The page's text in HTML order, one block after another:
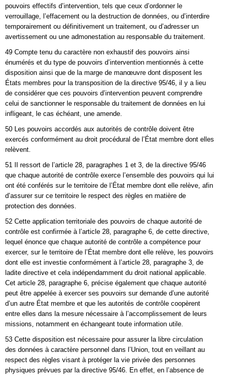
pouvoirs effectifs d’intervention, tels que ceux d’ordonner le
verrouillage, l’effacement ou la destruction de données, ou d’interdire
temporairement ou définitivement un traitement, ou d’adresser un
avertissement ou une admonestation au responsable du traitement.
49 Compte tenu du caractère non exhaustif des pouvoirs ainsi
énumérés et du type de pouvoirs d’intervention mentionnés à cette
disposition ainsi que de la marge de manœuvre dont disposent les
États membres pour la transposition de la directive 95/46, il y a lieu
de considérer que ces pouvoirs d’intervention peuvent comprendre
celui de sanctionner le responsable du traitement de données en lui
infligeant, le cas échéant, une amende.
50 Les pouvoirs accordés aux autorités de contrôle doivent être
exercés conformément au droit procédural de l’État membre dont elles
relèvent.
51 Il ressort de l’article 28, paragraphes 1 et 3, de la directive 95/46
que chaque autorité de contrôle exerce l’ensemble des pouvoirs qui lui
ont été conférés sur le territoire de l’État membre dont elle relève, afin
d’assurer sur ce territoire le respect des règles en matière de
protection des données.
52 Cette application territoriale des pouvoirs de chaque autorité de
contrôle est confirmée à l’article 28, paragraphe 6, de cette directive,
lequel énonce que chaque autorité de contrôle a compétence pour
exercer, sur le territoire de l’État membre dont elle relève, les pouvoirs
dont elle est investie conformément à l’article 28, paragraphe 3, de
ladite directive et cela indépendamment du droit national applicable.
Cet article 28, paragraphe 6, précise également que chaque autorité
peut être appelée à exercer ses pouvoirs sur demande d’une autorité
d’un autre État membre et que les autorités de contrôle coopèrent
entre elles dans la mesure nécessaire à l’accomplissement de leurs
missions, notamment en échangeant toute information utile.
53 Cette disposition est nécessaire pour assurer la libre circulation
des données à caractère personnel dans l’Union, tout en veillant au
respect des règles visant à protéger la vie privée des personnes
physiques prévues par la directive 95/46. En effet, en l’absence de